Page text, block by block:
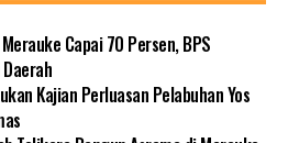
Capai 70 Persen, BPS
Kajian Perluasan Pelabuhan Yos